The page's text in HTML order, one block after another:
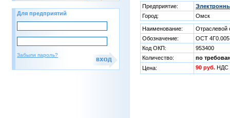
Для предприятий
Забыли пароль?
Предприятие:
Город:
Омск
Наименование:
Отраслевой
Обозначение:
ОСТ
Код ОКП:
953400
Количество:
по
Цена:
90 руб. НДС